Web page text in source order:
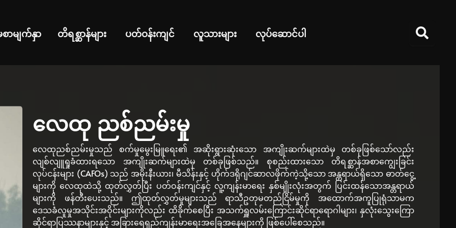
ာမျက်နှာ တိရစ္ဆာန်များ ပတ်ဝန်းကျင် လူသားများ လုပ်ဆောင်ပါ
လေထု ညစ်ညမ်းမှု
လေထုညစ်ညမ်းမှုသည် စက်မှုမွေးမြူရေး၏ အဆိုးရွားဆုံးသော အကျိုးဆက်များထဲမှ တစ်ခုဖြစ်သော်လည်း
လျစ်လျူရှုခံထားရသော အကျိုးဆက်များထဲမှ တစ်ခုဖြစ်သည်။ စုစည်းထားသော တိရစ္ဆာန်အစာကျွေးခြင်း
လုပ်ငန်းများ (CAFOs) သည် အမိုးနီးယား၊ မီသိန်းနှင့် ဟိုက်ဒရိုဂျင်ဆာလဖိုက်ကဲ့သို့သော အန္တရာယ်ရှိသော ဓာတ်ငွေ့
များကို လေထုထဲသို့ ထုတ်လွှတ်ပြီး ပတ်ဝန်းကျင်နှင့် လူ့ကျန်းမာရေး နှစ်မျိုးလုံးအတွက် ပြင်းထန်သောအန္တရာယ်
များကို ဖန်တီးပေးသည်။ ဤထုတ်လွှတ်မှုများသည် ရာသီဥတုမတည်ငြိမ်မှုကို အထောက်အကူပြုရုံသာမက
ဒေသခံလူမှုအသိုင်းအဝိုင်းများကိုလည်း ထိခိုက်စေပြီး အသက်ရှူလမ်းကြောင်းဆိုင်ရာရောဂါများ၊ နှလုံးသွေးကြော
ဆိုင်ရာပြဿနာများနှင့် အခြားရေရှည်ကျန်းမာရေးအခြေအနေများကို ဖြစ်ပေါ်စေသည်။